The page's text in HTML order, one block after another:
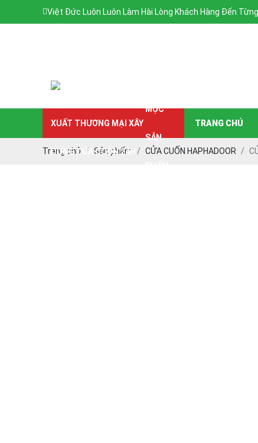
Việt Đức Luôn Luôn Làm Hài Lòng Khách Hàng Đến
MỤC
SẢN
TRANG CHỦ
Trang chủ Sản phẩm CỬA CUỐN HAPHADOOR